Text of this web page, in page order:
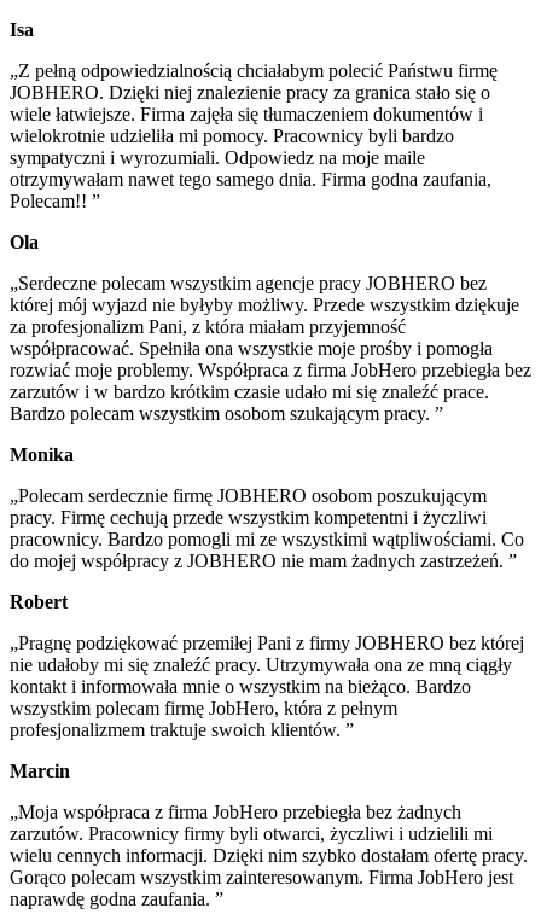
Isa
„Z pełną odpowiedzialnością chciałabym polecić Państwu firmę
JOBHERO. Dzięki niej znalezienie pracy za granica stało się o
wiele łatwiejsze. Firma zajęła się tłumaczeniem dokumentów i
wielokrotnie udzieliła mi pomocy. Pracownicy byli bardzo
sympatyczni i wyrozumiali. Odpowiedz na moje maile
otrzymywałam nawet tego samego dnia. Firma godna zaufania,
Polecam!! ”
Ola
„Serdeczne polecam wszystkim agencje pracy JOBHERO bez
której mój wyjazd nie byłyby możliwy. Przede wszystkim dziękuje
za profesjonalizm Pani, z która miałam przyjemność
współpracować. Spełniła ona wszystkie moje prośby i pomogła
rozwiać moje problemy. Współpraca z firma JobHero przebiegła bez
zarzutów i w bardzo krótkim czasie udało mi się znaleźć prace.
Bardzo polecam wszystkim osobom szukającym pracy. ”
Monika
„Polecam serdecznie firmę JOBHERO osobom poszukującym
pracy. Firmę cechują przede wszystkim kompetentni i życzliwi
pracownicy. Bardzo pomogli mi ze wszystkimi wątpliwościami. Co
do mojej współpracy z JOBHERO nie mam żadnych zastrzeżeń. ”
Robert
„Pragnę podziękować przemiłej Pani z firmy JOBHERO bez której
nie udałoby mi się znaleźć pracy. Utrzymywała ona ze mną ciągły
kontakt i informowała mnie o wszystkim na bieżąco. Bardzo
wszystkim polecam firmę JobHero, która z pełnym
profesjonalizmem traktuje swoich klientów. ”
Marcin
„Moja współpraca z firma JobHero przebiegła bez żadnych
zarzutów. Pracownicy firmy byli otwarci, życzliwi i udzielili mi
wielu cennych informacji. Dzięki nim szybko dostałam ofertę pracy.
Gorąco polecam wszystkim zainteresowanym. Firma JobHero jest
naprawdę godna zaufania. ”